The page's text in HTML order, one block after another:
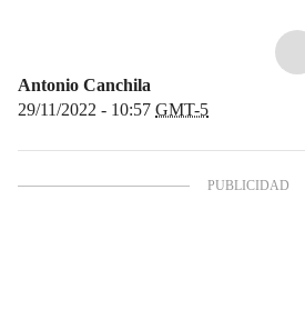
Antonio Canchila
29/11/2022 - 10:57 GMT-5